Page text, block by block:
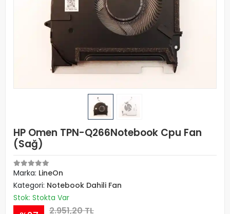
HP Omen TPN-Q266Notebook Cpu Fan
(Sağ)
Marka: LineOn
Kategori: Notebook Dahili Fan
Stok: Stokta Var
2.951,20 TL